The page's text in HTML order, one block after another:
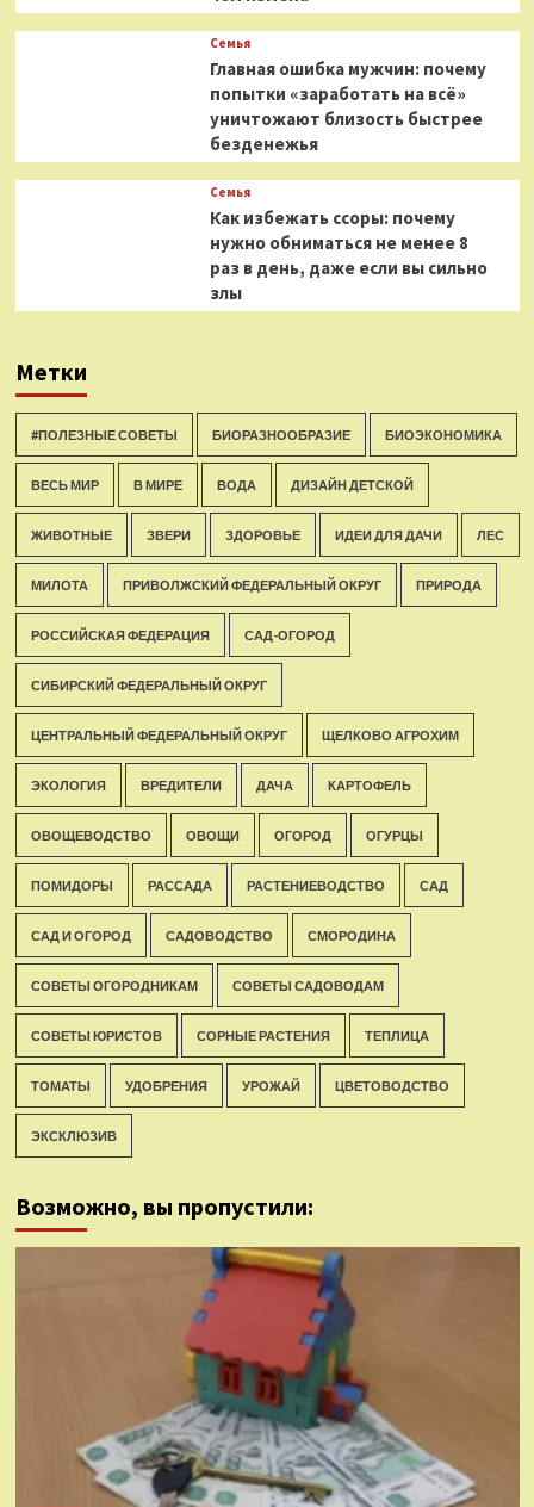
Семья
Главная ошибка мужчин: почему
попытки «заработать на всё»
уничтожают близость быстрее
безденежья
Семья
Как избежать ссоры: почему
нужно обниматься не менее 8
раз в день, даже если вы сильно
злы
Метки
#ПОЛЕЗНЫЕ СОВЕТЫ БИОРАЗНООБРАЗИЕ БИОЭКОНОМИКА
ВЕСЬ МИР В МИРЕ ВОДА ДИЗАЙН ДЕТСКОЙ
ЖИВОТНЫЕ ЗВЕРИ ЗДОРОВЬЕ ИДЕИ ДЛЯ ДАЧИ ЛЕС
МИЛОТА ПРИВОЛЖСКИЙ ФЕДЕРАЛЬНЫЙ ОКРУГ ПРИРОДА
РОССИЙСКАЯ ФЕДЕРАЦИЯ САД-ОГОРОД
СИБИРСКИЙ ФЕДЕРАЛЬНЫЙ ОКРУГ
ЦЕНТРАЛЬНЫЙ ФЕДЕРАЛЬНЫЙ ОКРУГ ЩЕЛКОВО АГРОХИМ
ЭКОЛОГИЯ ВРЕДИТЕЛИ ДАЧА КАРТОФЕЛЬ
ОВОЩЕВОДСТВО ОВОЩИ ОГОРОД ОГУРЦЫ
ПОМИДОРЫ РАССАДА РАСТЕНИЕВОДСТВО САД
САД И ОГОРОД САДОВОДСТВО СМОРОДИНА
СОВЕТЫ ОГОРОДНИКАМ СОВЕТЫ САДОВОДАМ
СОВЕТЫ ЮРИСТОВ СОРНЫЕ РАСТЕНИЯ ТЕПЛИЦА
ТОМАТЫ УДОБРЕНИЯ УРОЖАЙ ЦВЕТОВОДСТВО
ЭКСКЛЮЗИВ
Возможно, вы пропустили: